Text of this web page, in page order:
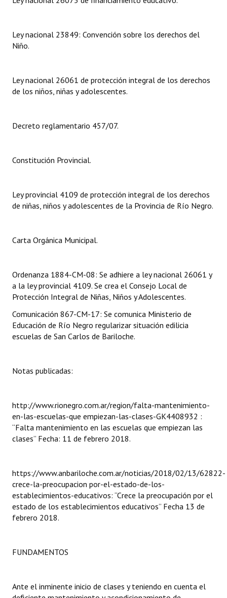
NORMATIVA
Declaraciones
Resoluciones de Presidencia
Noticias Destacadas
Datos Históricos
Audiencias Públicas - Registro
Mujeres que Dejaron Huellas - Registro
Periodistas Decanos - Registro
Ciudadano Ilustre - Registro
Antiguos Pobladores - Registro
Reconocimientos - Registro
Bariloche, Municipio intercultural
REFORMA DE LA CARTA ORGÁNICA
Ley nacional 23849: Convención sobre los derechos del
Niño.
Ley nacional 26061 de protección integral de los derechos
de los niños, niñas y adolescentes.
Decreto reglamentario 457/07.
Constitución Provincial.
Ley provincial 4109 de protección integral de los derechos
de niñas, niños y adolescentes de la Provincia de Río Negro.
Carta Orgánica Municipal.
Ordenanza 1884-CM-08: Se adhiere a ley nacional 26061 y
a la ley provincial 4109. Se crea el Consejo Local de
Protección Integral de Niñas, Niños y Adolescentes.
Comunicación 867-CM-17: Se comunica Ministerio de
Educación de Río Negro regularizar situación edilicia
escuelas de San Carlos de Bariloche.
Notas publicadas:
http://www.rionegro.com.ar/region/falta-mantenimiento-
en-las-escuelas-que empiezan-las-clases-GK4408932 :
“Falta mantenimiento en las escuelas que empiezan las
clases” Fecha: 11 de febrero 2018.
https://www.anbariloche.com.ar/noticias/2018/02/13/62822-
crece-la-preocupacion por-el-estado-de-los-
establecimientos-educativos: “Crece la preocupación por el
estado de los establecimientos educativos” Fecha 13 de
febrero 2018.
FUNDAMENTOS
Ante el inminente inicio de clases y teniendo en cuenta el